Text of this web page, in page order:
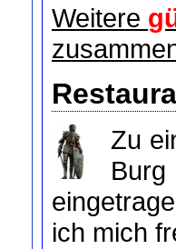
Weitere
Zu
ich mich